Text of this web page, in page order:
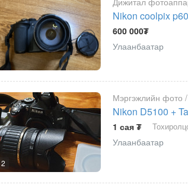
Nikon coolpix
600 000₮
Улаанбаатар
2
Мэргэжлийн фото
Nikon D5100 +
1 сая ₮
Улаанбаатар